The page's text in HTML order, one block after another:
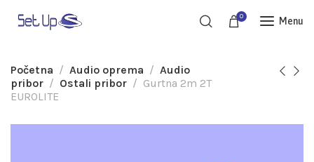
0 Menu
Početna Audio oprema
Audio
pribor
Ostali pribor
Gurtna 2m 2T
EUROLITE